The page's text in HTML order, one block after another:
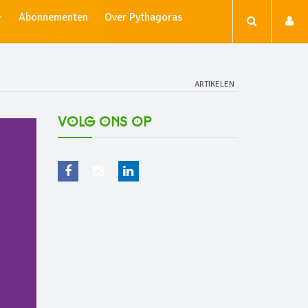
Abonnementen Over Pythagoras
ARTIKELEN
Volg ons op